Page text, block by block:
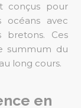
conçus pour
avec
bretons. Ces
summum du
long cours.
en